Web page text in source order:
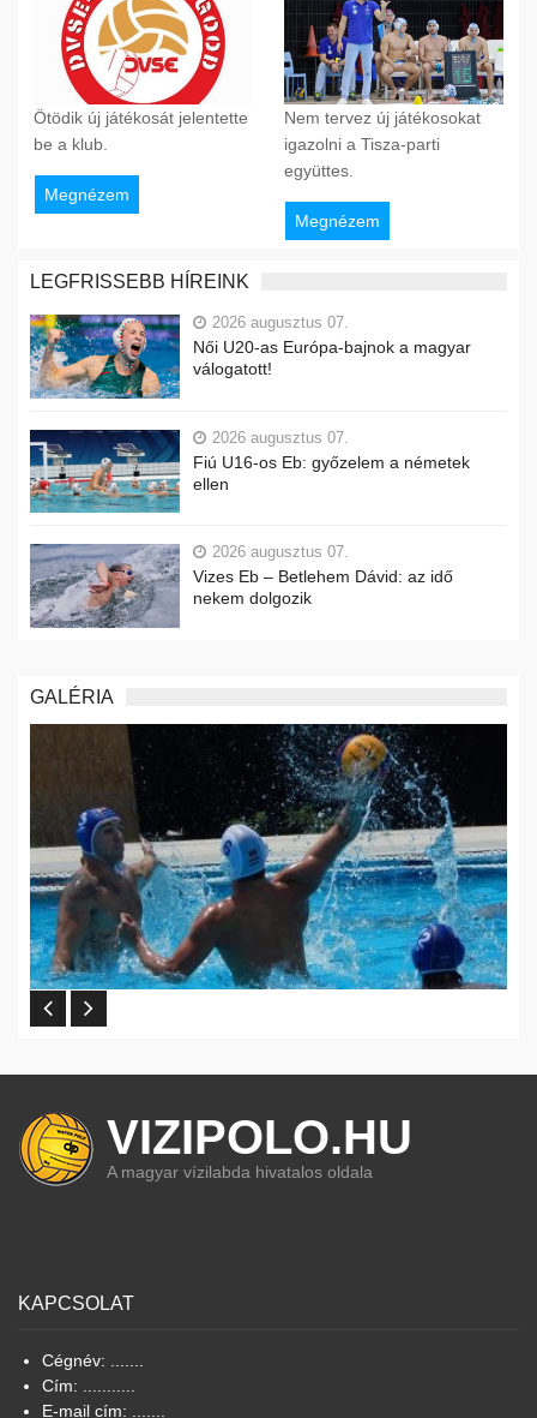
Ötödik új játékosát jelentette
be a klub.
Megnézem
Nem tervez új játékosokat
igazolni a Tisza-parti
együttes.
Megnézem
LEGFRISSEBB HÍREINK
2026 augusztus 07.
Női U20-as Európa-bajnok a magyar
válogatott!
2026 augusztus 07.
Fiú U16-os Eb: győzelem a németek
ellen
2026 augusztus 07.
Vizes Eb – Betlehem Dávid: az idő
nekem dolgozik
GALÉRIA
VIZIPOLO.HU
A magyar vízilabda hivatalos oldala
KAPCSOLAT
Cégnév: .......
Cím: ...........
E-mail cím: .......